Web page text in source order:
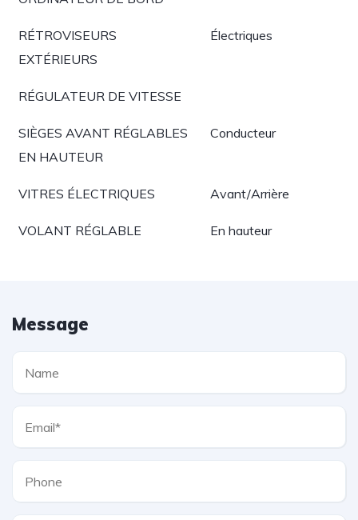
RÉTROVISEURS
EXTÉRIEURS
Électriques
RÉGULATEUR DE VITESSE
SIÈGES AVANT RÉGLABLES
EN HAUTEUR
Conducteur
VITRES ÉLECTRIQUES Avant/Arrière
VOLANT RÉGLABLE En hauteur
Message